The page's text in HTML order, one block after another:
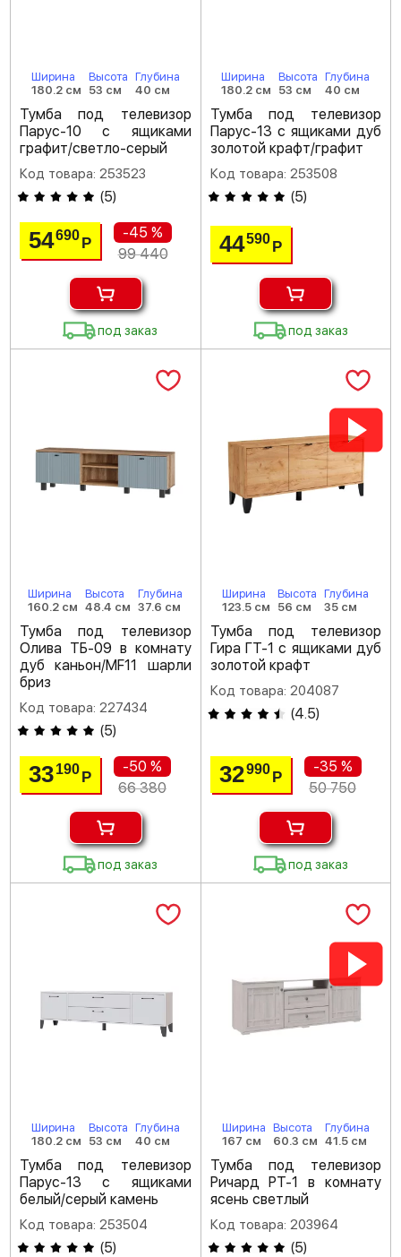
Ширина
180.2 см
Высота
53 см
Глубина
40 см
Тумба под телевизор
Парус-10 с ящиками
графит/светло-серый
Код товара: 253523
(5)
54690Р
-45 %
99 440
под заказ
Ширина
180.2 см
Высота
53 см
Глубина
40 см
Тумба под телевизор
Парус-13 с ящиками дуб
золотой крафт/графит
Код товара: 253508
(5)
44590 Р
под заказ
Ширина
160.2 см
Высота
48.4 см
Глубина
37.6 см
Тумба под телевизор
Олива ТБ-09 в комнату
дуб каньон/MF11 шарли
бриз
Код товара: 227434
(5)
33190Р
-50 %
66 380
под заказ
Ширина
123.5 см
Высота
56 см
Глубина
35 см
Тумба под телевизор
Гира ГТ-1 с ящиками дуб
золотой крафт
Код товара: 204087
(4.5)
32990 Р
-35 %
50 750
под заказ
Ширина
180.2 см
Высота
53 см
Глубина
40 см
Тумба под телевизор
Парус-13 с ящиками
белый/серый камень
Код товара: 253504
(5)
Ширина
167 см
Высота
60.3 см
Глубина
41.5 см
Тумба под телевизор
Ричард РТ-1 в комнату
ясень светлый
Код товара: 203964
(5)